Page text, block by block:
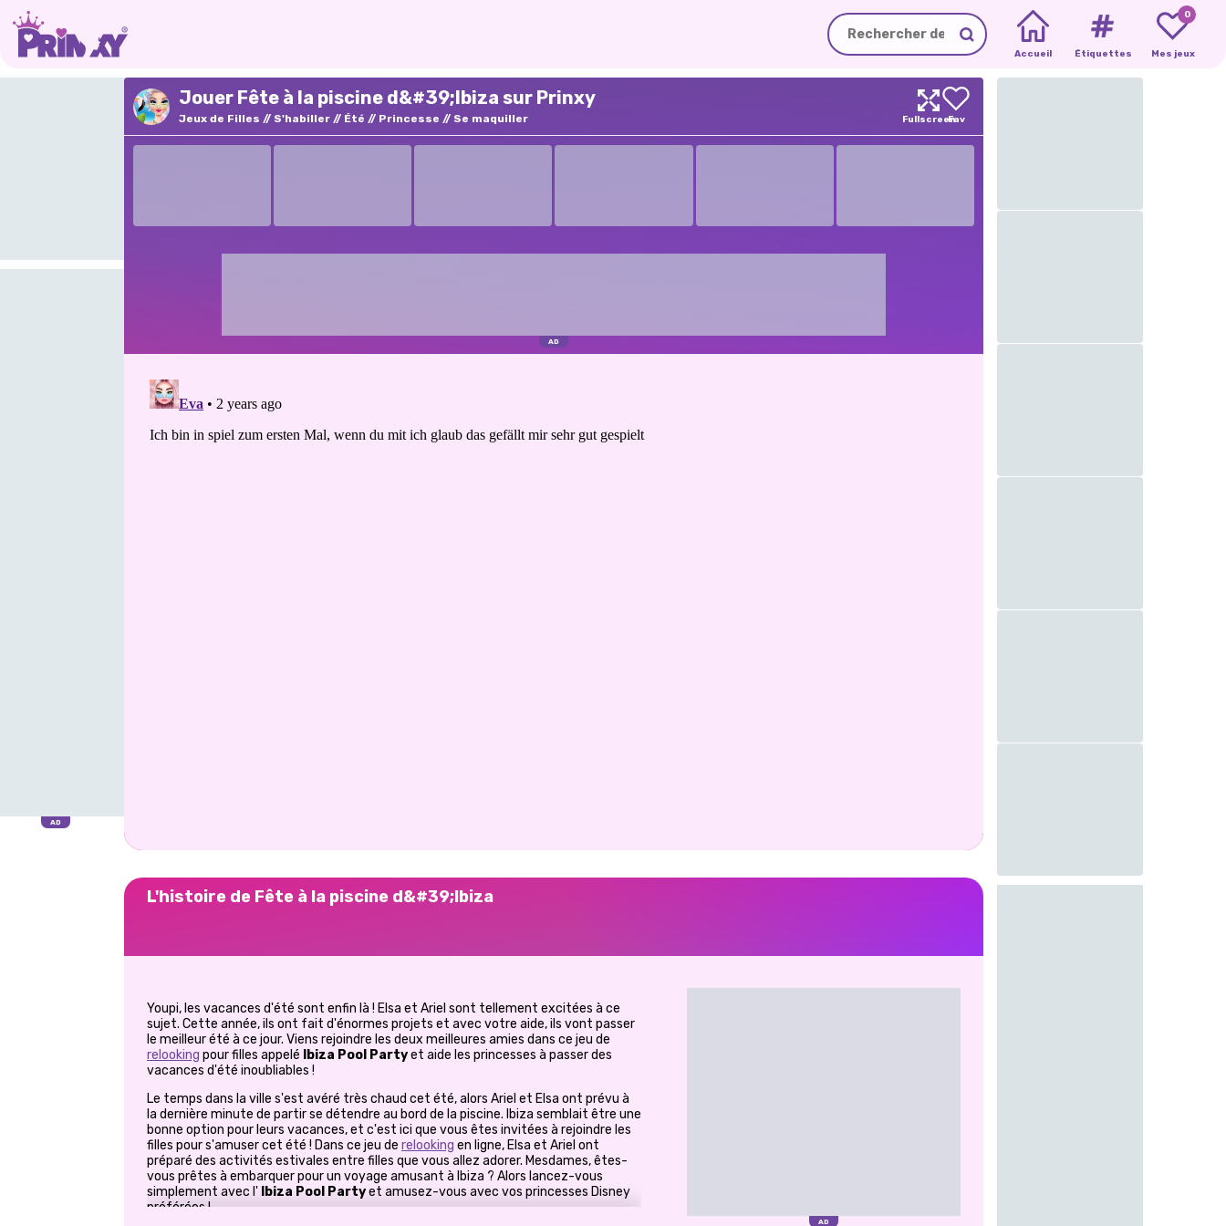
Accueil Étiquettes
0
Mes jeux
Jouer Fête à la piscine d&#39;Ibiza sur Prinxy
Jeux de Filles S'habiller Été Princesse Se maquiller
L'histoire de Fête à la piscine d&#39;Ibiza
Youpi, les vacances d'été sont enfin là ! Elsa et Ariel sont tellement excitées à ce
sujet. Cette année, ils ont fait d'énormes projets et avec votre aide, ils vont passer
le meilleur été à ce jour. Viens rejoindre les deux meilleures amies dans ce jeu de
relooking pour filles appelé Ibiza Pool Partyet aide les princesses à passer des
vacances d'été inoubliables !
Le temps dans la ville s'est avéré très chaud cet été, alors Ariel et Elsa ont prévu à
la dernière minute de partir se détendre au bord de la piscine. Ibiza semblait être une
bonne option pour leurs vacances, et c'est ici que vous êtes invitées à rejoindre les
filles pour s'amuser cet été ! Dans ce jeu de relooking en ligne, Elsa et Ariel ont
préparé des activités estivales entre filles que vous allez adorer. Mesdames, êtes-
vous prêtes à embarquer pour un voyage amusant à Ibiza ? Alors lancez-vous
simplement avec l' Ibiza Pool Partyet amusez-vous avec vos princesses Disney
préférées !